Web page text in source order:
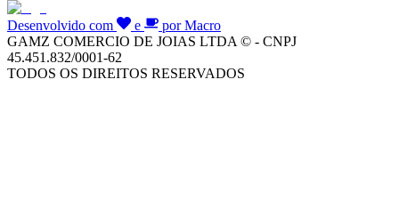
Desenvolvido com e
por Macro
GAMZ COMERCIO DE JOIAS LTDA © - CNPJ
45.451.832/0001-62
TODOS OS DIREITOS RESERVADOS